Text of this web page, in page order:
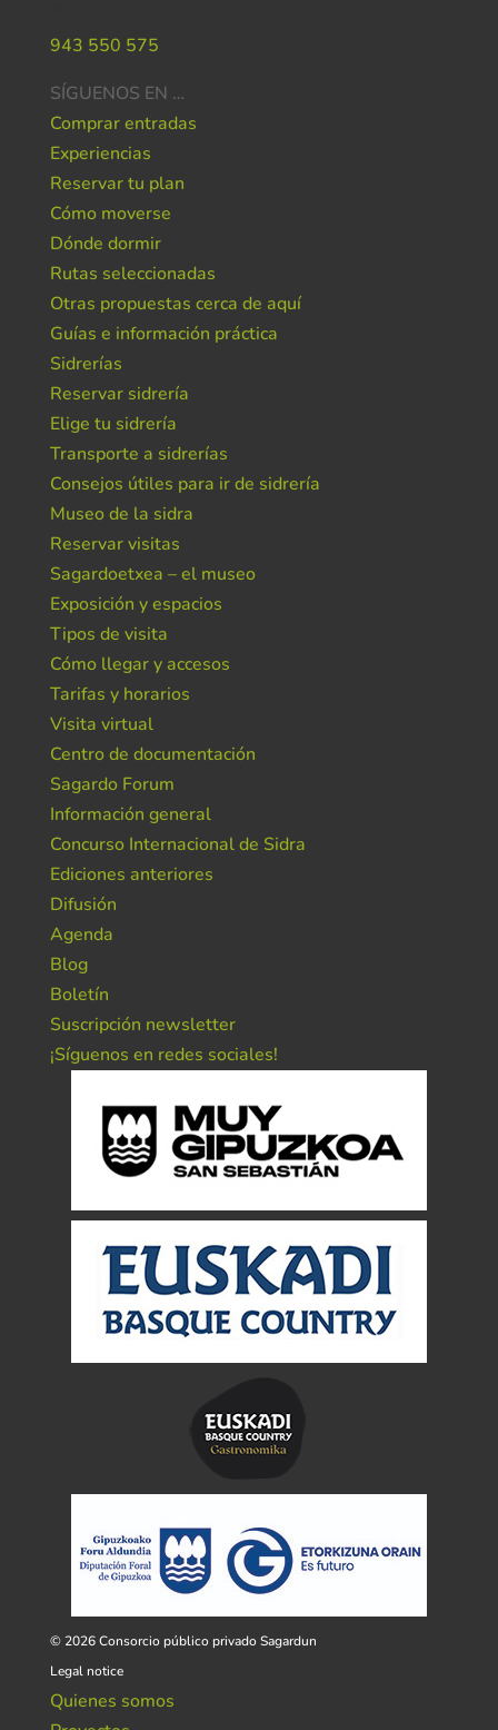
943 550 575
SÍGUENOS EN …
Comprar entradas
Experiencias
Reservar tu plan
Cómo moverse
Dónde dormir
Rutas seleccionadas
Otras propuestas cerca de aquí
Guías e información práctica
Sidrerías
Reservar sidrería
Elige tu sidrería
Transporte a sidrerías
Consejos útiles para ir de sidrería
Museo de la sidra
Reservar visitas
Sagardoetxea – el museo
Exposición y espacios
Tipos de visita
Cómo llegar y accesos
Tarifas y horarios
Visita virtual
Centro de documentación
Sagardo Forum
Información general
Concurso Internacional de Sidra
Ediciones anteriores
Difusión
Agenda
Blog
Boletín
Suscripción newsletter
¡Síguenos en redes sociales!
© 2026 Consorcio público privado Sagardun
Legal notice
Quienes somos